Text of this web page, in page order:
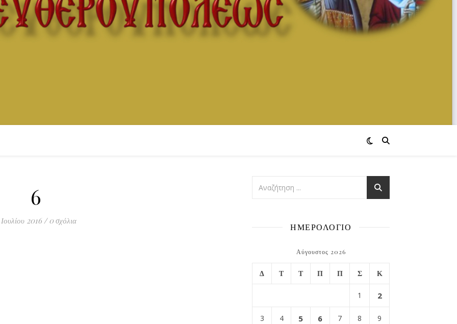
6
2016 / 0 σχόλια
ΗΜΕΡΟΛΟΓΙΟ
Αύγουστος 2026
Δ Τ Τ Π Π Σ Κ
1 2
3 4 5 6 7 8 9